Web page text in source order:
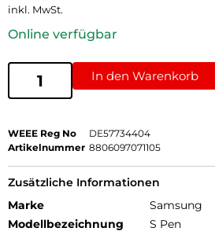
inkl. MwSt.
Online verfügbar
In den Warenkorb
WEEE Reg No
DE57734404
Artikelnummer 8806097071105
Zusätzliche Informationen
Marke
Samsung
Modellbezeichnung
S Pen